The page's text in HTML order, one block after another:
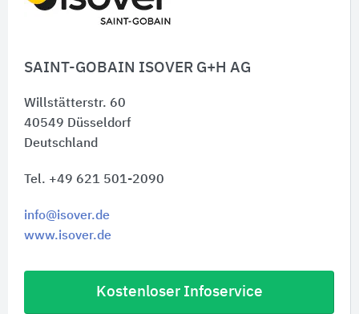
SAINT-GOBAIN ISOVER G+H AG
Willstätterstr. 60
40549 Düsseldorf
Deutschland
Tel. +49 621 501-2090
info@isover.de
www.isover.de
Kostenloser Infoservice
Schnelleinstiege